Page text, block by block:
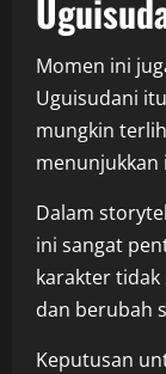
Momen ini
Uguisudani
mungkin
menunjukkan
Dalam
ini sangat
karakter tidak
dan berubah
Keputusan